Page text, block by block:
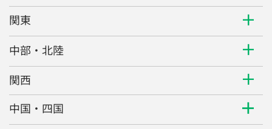
関東
中部・北陸
関西
中国・四国